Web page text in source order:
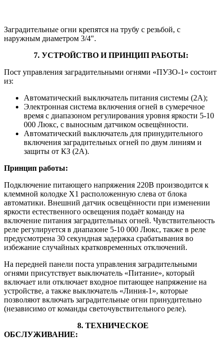
Заградительные огни крепятся на трубу с резьбой, с
наружным диаметром 3/4".
7. УСТРОЙСТВО И ПРИНЦИП РАБОТЫ:
Пост управления заградительными огнями «ПУЗО-1» состоит
из:
Автоматический выключатель питания системы (2А);
Электронная система включения огней в сумеречное
время с диапазоном регулирования уровня яркости 5-10
000 Люкс, с выносным датчиком освещённости.
Автоматический выключатель для принудительного
включения заградительных огней по двум линиям и
защиты от КЗ (2А).
Принцип работы:
Подключение питающего напряжения 220В производится к
клеммной колодке Х1 расположенную слева от блока
автоматики. Внешний датчик освещённости при изменении
яркости естественного освещения подаёт команду на
включение питания заградительных огней. Чувствительность
реле регулируется в диапазоне 5-10 000 Люкс, также в реле
предусмотрена 30 секундная задержка срабатывания во
избежание случайных кратковременных отключений.
На передней панели поста управления заградительными
огнями присутствует выключатель «Питание», который
включает или отключает входное питающее напряжение на
устройстве, а также выключатель «Линия-1», которые
позволяют включать заградительные огни принудительно
(независимо от команды светочувствительного реле).
8. ТЕХНИЧЕСКОЕ
ОБСЛУЖИВАНИЕ: